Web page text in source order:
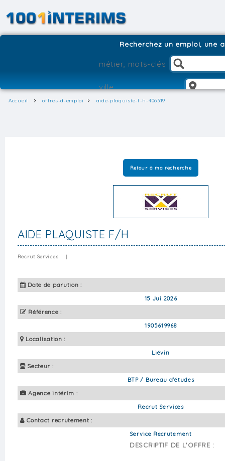
Recherchez un emploi, une
Accueil offres-d-emploi aide-plaquiste-f-h-406319
Retour à ma recherche
AIDE PLAQUISTE F/H
Recrut Services |
Date de parution :
15 Jui 2026
Référence :
1905619968
Localisation :
Liévin
Secteur :
BTP / Bureau d'études
Agence intérim :
Recrut Services
Contact recrutement :
Service Recrutement
DESCRIPTIF DE L'OFFRE :